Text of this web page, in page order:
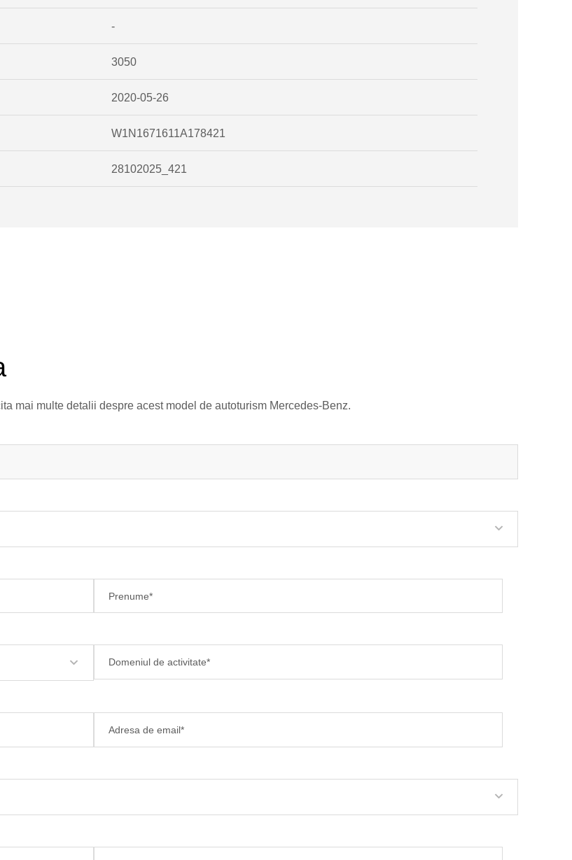
-
3050
2020-05-26
W1N1671611A178421
28102025_421
mai multe detalii despre acest model de autoturism Mercedes-Benz.